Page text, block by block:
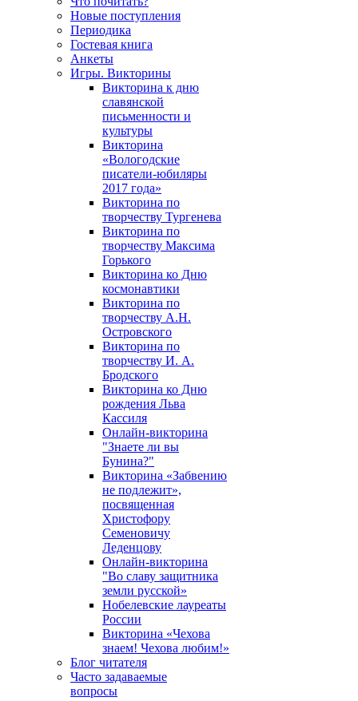
Новые поступления
Периодика
Гостевая книга
Анкеты
Игры. Викторины
Викторина к дню
славянской
письменности и
культуры
Викторина
«Вологодские
писатели-юбиляры
2017 года»
Викторина по
творчеству Тургенева
Викторина по
творчеству Максима
Горького
Викторина ко Дню
космонавтики
Викторина по
творчеству А.Н.
Островского
Викторина по
творчеству И. А.
Бродского
Викторина ко Дню
рождения Льва
Кассиля
Онлайн-викторина
"Знаете ли вы
Бунина?"
Викторина «Забвению
не подлежит»,
посвященная
Христофору
Семеновичу
Леденцову
Онлайн-викторина
"Во славу защитника
земли русской»
Нобелевские лауреаты
России
Викторина «Чехова
знаем! Чехова любим!»
Блог читателя
Часто задаваемые
вопросы